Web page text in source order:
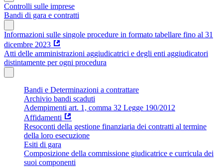
Controlli sulle imprese
Bandi di gara e contratti
Informazioni sulle singole procedure in formato tabellare fino al 31
dicembre 2023
Atti delle amministrazioni aggiudicatrici e degli enti aggiudicatori
distintamente per ogni procedura
Bandi e Determinazioni a contrattare
Archivio bandi scaduti
Adempimenti art. 1, comma 32 Legge 190/2012
Affidamenti
Resoconti della gestione finanziaria dei contratti al termine
della loro esecuzione
Esiti di gara
Composizione della commissione giudicatrice e curricula dei
suoi componenti